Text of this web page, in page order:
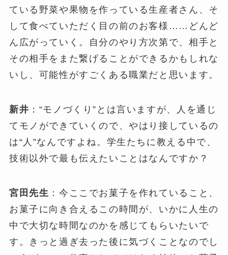
ている野菜や果物を作っている生産者さん、そ
して食べていただく目の前のお客様……どんど
ん広がっていく。自分のやり方次第で、相手と
その相手をまた繋げることができるかもしれな
いし、可能性がすごくある職業だと思います。
新井 ：“モノづくり”とは言いますが、人を通じ
てモノができていくので、やはり接しているの
は“人”なんですよね。学生たちに教える中で、
技術以外で最も伝えたいことはなんですか？
宮田先生 ：今ここでお菓子を作れていること、
お菓子に向き合えるこの時間が、いかに人生の
中で大切な時間なのかを感じてもらいたいで
す。きっと過ぎ去った後に気づくことなのでし